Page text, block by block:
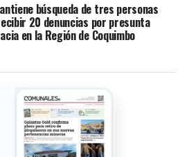
búsqueda de tres personas
20 denuncias por presunta
en la Región de Coquimbo